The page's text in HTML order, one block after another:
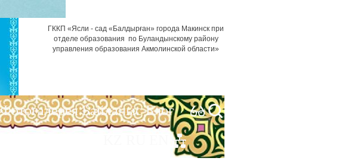
ГККП «Ясли - сад «Балдырған» города Макинск при
отделе образования по Буландынскому району
управления образования Акмолинской области»
Фотогалерея Байланыс Блог